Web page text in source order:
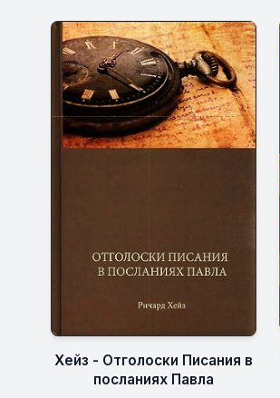
Хейз - Отголоски Писания в
посланиях Павла